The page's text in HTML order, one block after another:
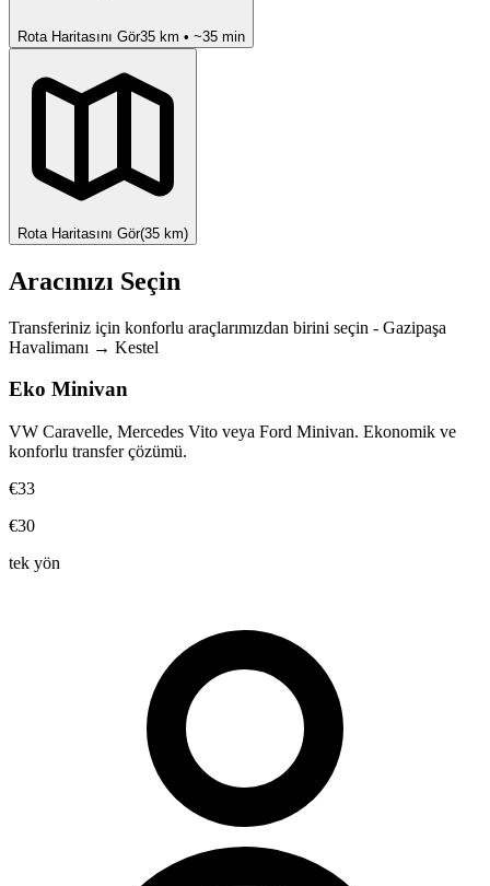
Rota Haritasını Gör35 km • ~35 min
Rota Haritasını Gör(35 km)
Aracınızı Seçin
Transferiniz için konforlu araçlarımızdan birini seçin - Gazipaşa
Havalimanı → Kestel
Eko Minivan
VW Caravelle, Mercedes Vito veya Ford Minivan. Ekonomik ve
konforlu transfer çözümü.
€33
€30
tek yön